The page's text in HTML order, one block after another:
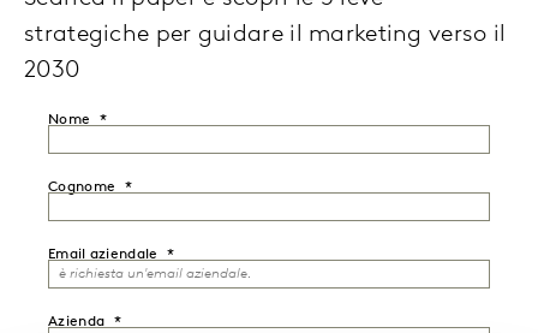
strategiche per guidare il marketing verso il
2030
Nome
Cognome
Email aziendale
Azienda